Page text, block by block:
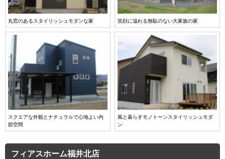
丸窓のあるスタイリッシュモダンな家 笑顔に溢れる無駄のない大家族の家
スクエアな外観とナチュラルで心地よい内
部空間
風と暮らすモノトーンスタイリッシュモダ
ン
フィアスホーム福井北店